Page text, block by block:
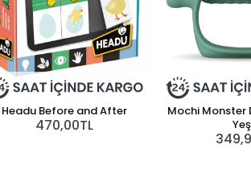
Headu Before and After
470,00TL
Mochi Monster